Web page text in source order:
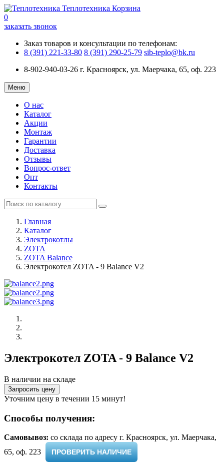
Теплотехника Корзина
0
заказать звонок
Заказ товаров и консультации по телефонам:
8 (391) 221-33-80 8 (391) 290-25-79 sib-teplo@bk.ru
8-902-940-03-26 г. Красноярск, ул. Маерчака, 65, оф. 223
Меню
О нас
Каталог
Акции
Монтаж
Гарантии
Доставка
Отзывы
Вопрос-ответ
Опт
Контакты
Главная
Каталог
Электрокотлы
ZOTA
ZOTA Balance
Электрокотел ZOTA - 9 Balance V2
Электрокотел ZOTA - 9 Balance V2
В наличии на складе
Запросить цену
Уточним цену в течении 15 минут!
Способы получения:
Самовывоз: cо склада по адресу г. Красноярск, ул. Маерчака,
65, оф. 223 ​
ПРОВЕРИТЬ НАЛИЧИЕ